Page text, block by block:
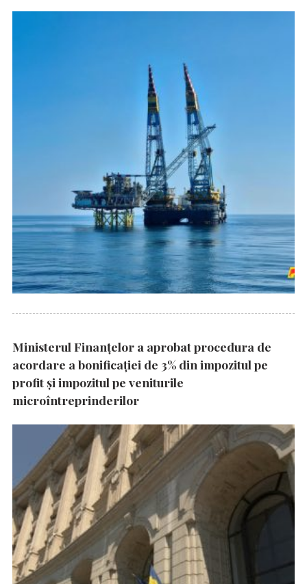
Ministerul Finanțelor a aprobat procedura de
acordare a bonificației de 3% din impozitul pe
profit și impozitul pe veniturile
microîntreprinderilor